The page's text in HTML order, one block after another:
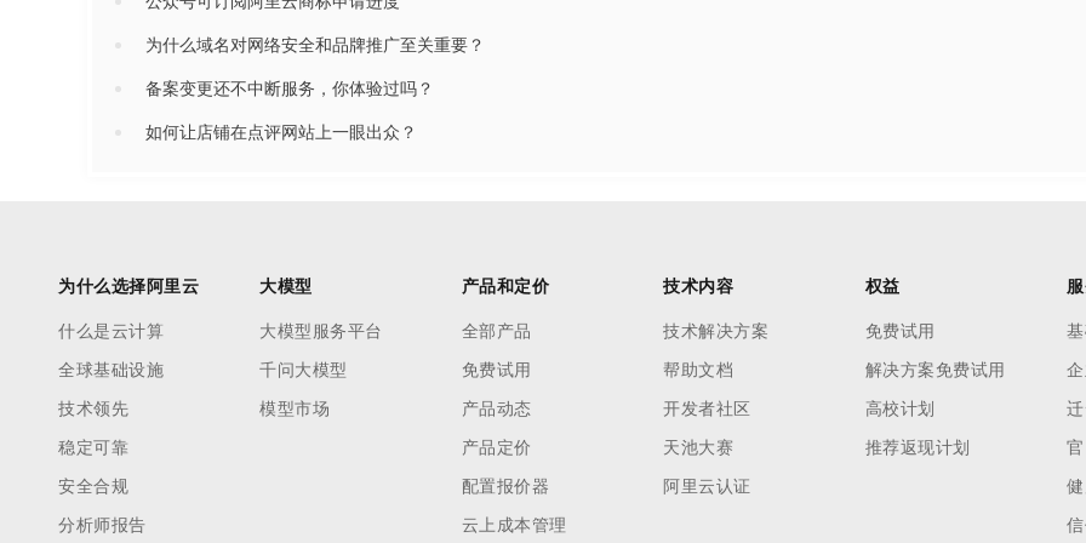
为什么域名对网络安全和品牌推广至关重要？
备案变更还不中断服务，你体验过吗？
如何让店铺在点评网站上一眼出众？